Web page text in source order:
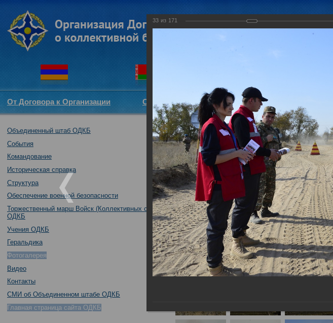
От Договора к Организации Структура ОДКБ Новости
Объединенный штаб ОДКБ
События
Командование
Историческая справка
Структура
Обеспечение военной безопасности
Торжественный марш Войск (Коллективных сил)
ОДКБ
Учения ОДКБ
Геральдика
Фотогалерея
Видео
Контакты
СМИ об Объединенном штабе ОДКБ
Главная страница сайта ОДКБ
Совместное учение "Нерушимое братство-
17.10.2017
33 из 171